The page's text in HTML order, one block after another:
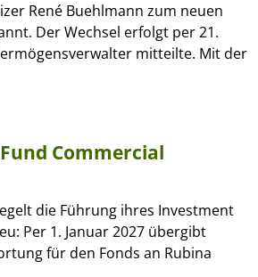
René Buehlmann zum neuen
Der Wechsel erfolgt per 21.
mitteilte. Mit der
Commercial
die Führung ihres Investment
Per 1. Januar 2027 übergibt
für den Fonds an Rubina